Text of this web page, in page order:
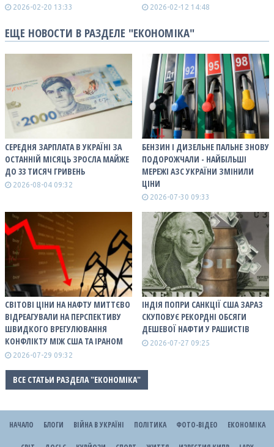
2026-02-20 13:33 2026-02-12 14:48
ЕЩЕ НОВОСТИ В РАЗДЕЛЕ "ЕКОНОМІКА"
СЕРЕДНЯ ЗАРПЛАТА В УКРАЇНІ ЗА
ОСТАННІЙ МІСЯЦЬ ЗРОСЛА МАЙЖЕ
ДО 33 ТИСЯЧ ГРИВЕНЬ
2026-08-04 09:32
БЕНЗИН І ДИЗЕЛЬНЕ ПАЛЬНЕ ЗНОВУ
ПОДОРОЖЧАЛИ - НАЙБІЛЬШІ
МЕРЕЖІ АЗС УКРАЇНИ ЗМІНИЛИ
ЦІНИ
2026-07-30 09:33
СВІТОВІ ЦІНИ НА НАФТУ МИТТЄВО
ВІДРЕАГУВАЛИ НА ПЕРСПЕКТИВУ
ШВИДКОГО ВРЕГУЛЮВАННЯ
КОНФЛІКТУ МІЖ США ТА ІРАНОМ
2026-07-29 09:32
ІНДІЯ ПОПРИ САНКЦІЇ США ЗАРАЗ
СКУПОВУЄ РЕКОРДНІ ОБСЯГИ
ДЕШЕВОЇ НАФТИ У РАШИСТІВ
2026-07-27 09:25
ВСЕ СТАТЬИ РАЗДЕЛА "ЕКОНОМІКА"
НАЧАЛО БЛОГИ ВІЙНА В УКРАЇНІ ПОЛІТИКА ФОТО-ВІДЕО ЕКОНОМІКА